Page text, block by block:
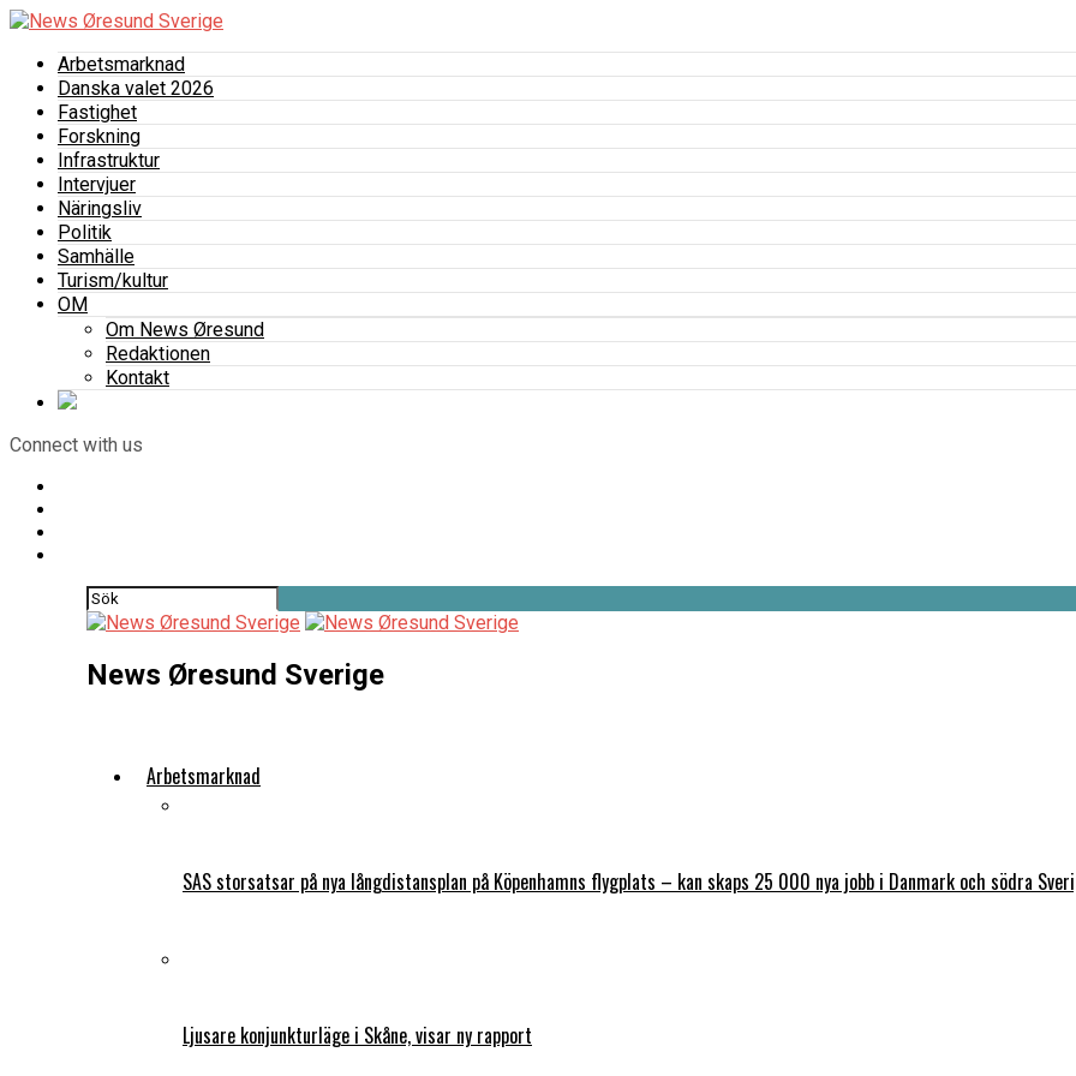
Arbetsmarknad
Danska valet 2026
Fastighet
Forskning
Infrastruktur
Intervjuer
Näringsliv
Politik
Samhälle
Turism/kultur
OM
Om News Øresund
Redaktionen
Kontakt
Connect with us
News Øresund Sverige
Arbetsmarknad
SAS storsatsar på nya långdistansplan på Köpenhamns flygplats – kan skaps 25 000 nya jobb i Danmark och södra
Ljusare konjunkturläge i Skåne, visar ny rapport